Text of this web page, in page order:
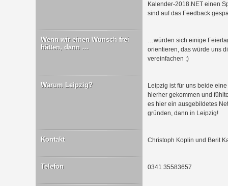
Kalender-2018.NET einen
sind auf das Feedback
Wenn wir einen Wunsch frei
hätten, dann …
…würden sich einige
orientieren, das würde uns
vereinfachen ;)
Warum Leipzig?
Leipzig ist für uns beide
hierher gekommen und
es hier ein ausgebildetes
gründen, dann in Leipzig!
Kontakt Christoph Koplin und Berit
Telefon 0341 35583657